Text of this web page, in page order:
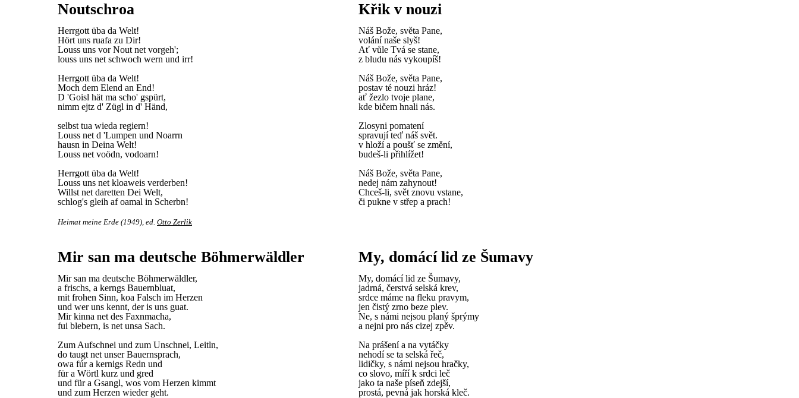
Noutschroa
Herrgott üba da Welt!
Hört uns ruafa zu Dir!
Louss uns vor Nout net vorgeh';
louss uns net schwoch wern und irr!
Herrgott üba da Welt!
Moch dem Elend an End!
D 'Goisl hät ma scho' gspürt,
nimm ejtz d' Zügl in d' Händ,
selbst tua wieda regiern!
Louss net d 'Lumpen und Noarrn
hausn in Deina Welt!
Louss net voödn, vodoarn!
Herrgott üba da Welt!
Louss uns net kloaweis verderben!
Willst net daretten Dei Welt,
schlog's gleih af oamal in Scherbn!
Křik v nouzi
Náš Bože, světa Pane,
volání naše slyš!
Ať vůle Tvá se stane,
z bludu nás vykoupíš!
Náš Bože, světa Pane,
postav té nouzi hráz!
ať žezlo tvoje plane,
kde bičem hnali nás.
Zlosyni pomatení
spravují teď náš svět.
v hloží a poušť se změní,
budeš-li přihlížet!
Náš Bože, světa Pane,
nedej nám zahynout!
Chceš-li, svět znovu vstane,
či pukne v střep a prach!
Heimat meine Erde (1949), ed. Otto Zerlik
Mir san ma deutsche Böhmerwäldler
Mir san ma deutsche Böhmerwäldler,
a frischs, a kerngs Bauernbluat,
mit frohen Sinn, koa Falsch im Herzen
und wer uns kennt, der is uns guat.
Mir kinna net des Faxnmacha,
fui blebern, is net unsa Sach.
Zum Aufschnei und zum Unschnei, Leitln,
do taugt net unser Bauernsprach,
owa fúr a kernigs Redn und
für a Wörtl kurz und gred
und für a Gsangl, wos vom Herzen kimmt
und zum Herzen wieder geht.
My, domácí lid ze Šumavy
My, domácí lid ze Šumavy,
jadrná, čerstvá selská krev,
srdce máme na fleku pravym,
jen čistý zrno beze plev.
Ne, s námi nejsou planý šprýmy
a nejni pro nás cizej zpěv.
Na prášení a na vytáčky
nehodí se ta selská řeč,
lidičky, s námi nejsou hračky,
co slovo, míří k srdci leč
jako ta naše píseň zdejší,
prostá, pevná jak horská kleč.